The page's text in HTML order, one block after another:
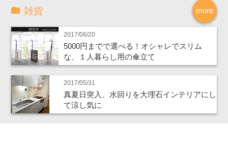
more
雑貨
2017/06/20
5000円までで選べる！オシャレでスリム
な、１人暮らし用の傘立て
2017/05/31
真夏日突入、水回りを大理石インテリアにし
て涼し気に